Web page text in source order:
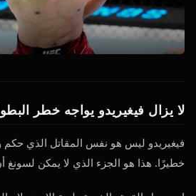
لا يزال فيغيريدو يواجه خطر
فيغيريدو ليس هو نفس المقاتل الذي حكم
خطيرًا. هذا هو الجزء الذي لا يمكن لسونغ